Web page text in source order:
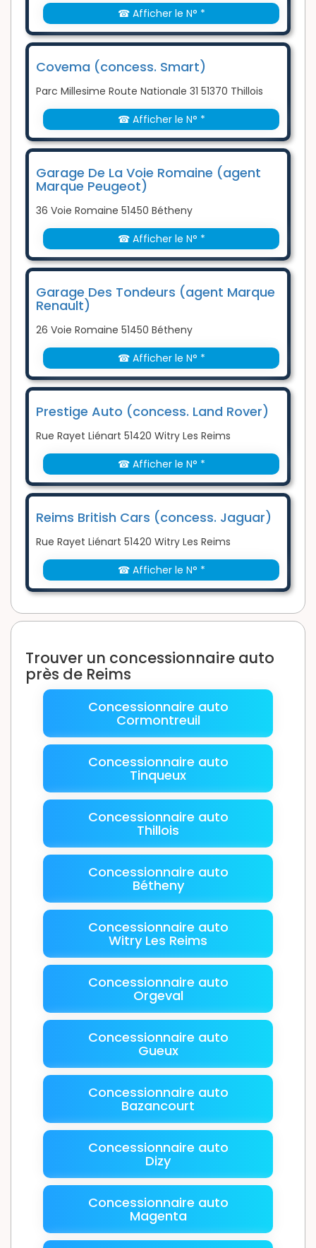
☎ Afficher le N° *
Covema (concess. Smart)
Parc Millesime Route Nationale 31 51370 Thillois
☎ Afficher le N° *
Garage De La Voie Romaine (agent
Marque Peugeot)
36 Voie Romaine 51450 Bétheny
☎ Afficher le N° *
Garage Des Tondeurs (agent Marque
Renault)
26 Voie Romaine 51450 Bétheny
☎ Afficher le N° *
Prestige Auto (concess. Land Rover)
Rue Rayet Liénart 51420 Witry Les Reims
☎ Afficher le N° *
Reims British Cars (concess. Jaguar)
Rue Rayet Liénart 51420 Witry Les Reims
☎ Afficher le N° *
Trouver un concessionnaire auto
près de Reims
Concessionnaire auto
Cormontreuil
Concessionnaire auto
Tinqueux
Concessionnaire auto
Thillois
Concessionnaire auto
Bétheny
Concessionnaire auto
Witry Les Reims
Concessionnaire auto
Orgeval
Concessionnaire auto
Gueux
Concessionnaire auto
Bazancourt
Concessionnaire auto
Dizy
Concessionnaire auto
Magenta